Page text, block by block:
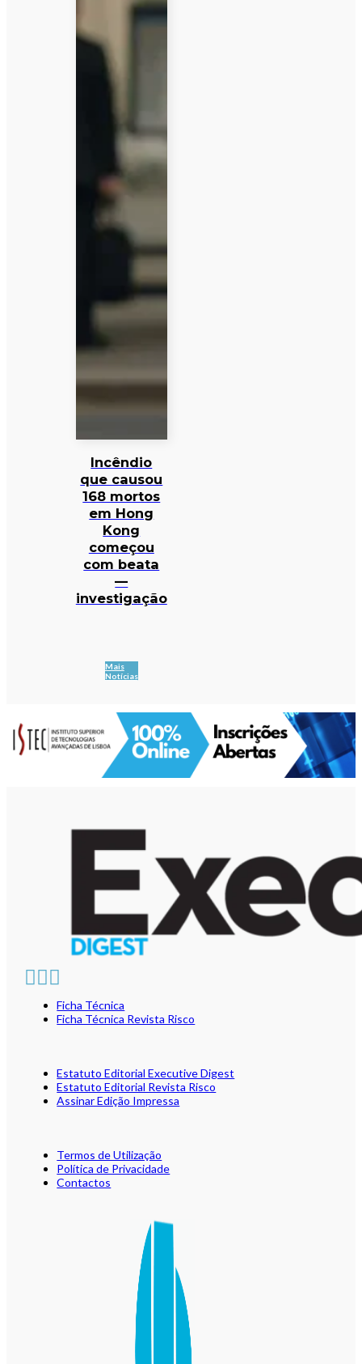
Incêndio
que causou
168 mortos
em Hong
Kong
começou
com beata
—
investigação
Mais
Notícias
Ficha Técnica
Ficha Técnica Revista Risco
Estatuto Editorial Executive Digest
Estatuto Editorial Revista Risco
Assinar Edição Impressa
Termos de Utilização
Política de Privacidade
Contactos